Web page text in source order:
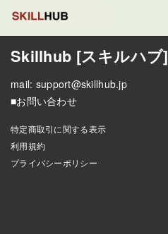
Skillhub [スキルハブ]
mail: support@skillhub.jp
■お問い合わせ
特定商取引に関する表示
利用規約
プライバシーポリシー